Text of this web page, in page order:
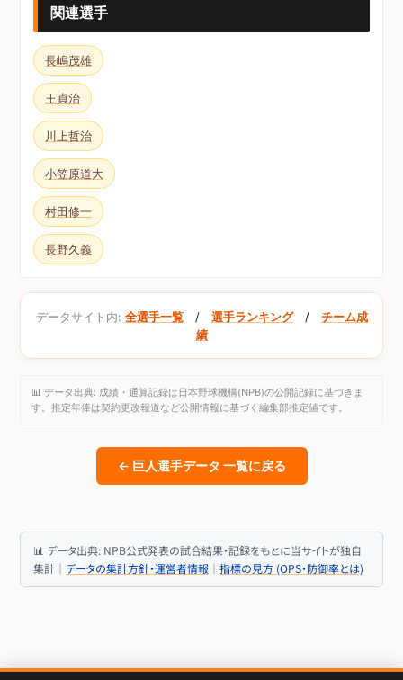
関連選手
長嶋茂雄
王貞治
川上哲治
小笠原道大
村田修一
長野久義
データサイト内: 全選手一覧/ 選手ランキング/ チーム成
績
📊 データ出典: 成績・通算記録は日本野球機構(NPB)の公開記録に基づきま
す。推定年俸は契約更改報道など公開情報に基づく編集部推定値です。
← 巨人選手データ 一覧に戻る
📊 データ出典: NPB公式発表の試合結果・記録をもとに当サイトが独自
集計｜ データの集計方針・運営者情報 ｜ 指標の見方 (OPS・防御率とは)